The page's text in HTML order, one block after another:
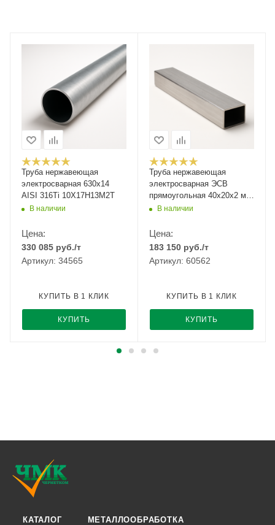
Труба нержавеющая
электросварная 630х14
AISI 316Ti 10Х17Н13М2Т
В наличии
Цена:
330 085 руб./т
Артикул: 34565
КУПИТЬ
КУПИТЬ В 1 КЛИК
Труба нержавеющая
электросварная ЭСВ
прямоугольная 40х20х2 мм
шлифованная ASTM A554
В наличии
Цена:
183 150 руб./т
Артикул: 60562
КУПИТЬ
КУПИТЬ В 1 КЛИК
КАТАЛОГ МЕТАЛЛООБРАБОТКА